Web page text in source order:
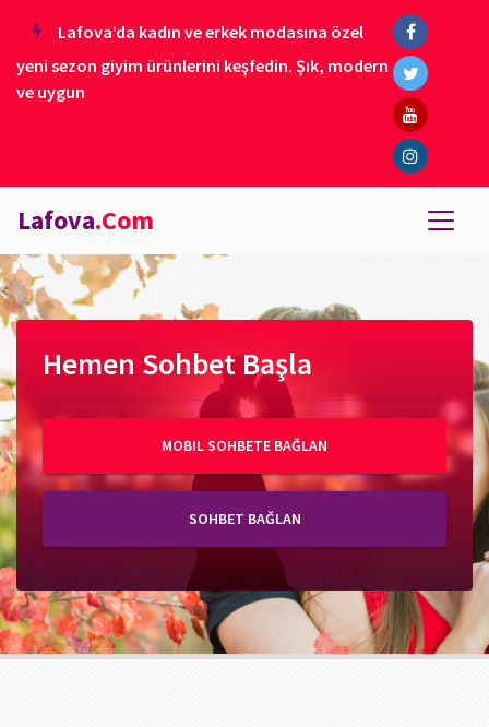
Lafova’da kadın ve erkek modasına özel
yeni sezon giyim ürünlerini keşfedin. Şık, modern
ve uygun
Lafova.Com
Hemen Sohbet Başla
MOBIL SOHBETE BAĞLAN
SOHBET BAĞLAN